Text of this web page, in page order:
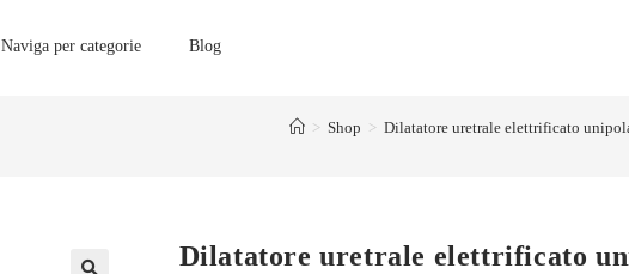
Naviga per categorie Blog
> Shop > Dilatatore uretrale elettrificato
Dilatatore uretrale elettrificato